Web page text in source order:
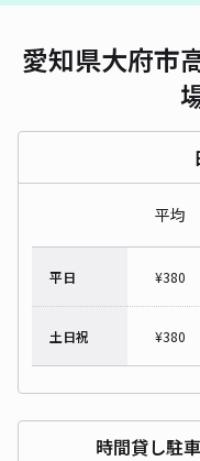
愛知県大府市
平均
平日 ¥380
土日祝 ¥380
時間貸し駐